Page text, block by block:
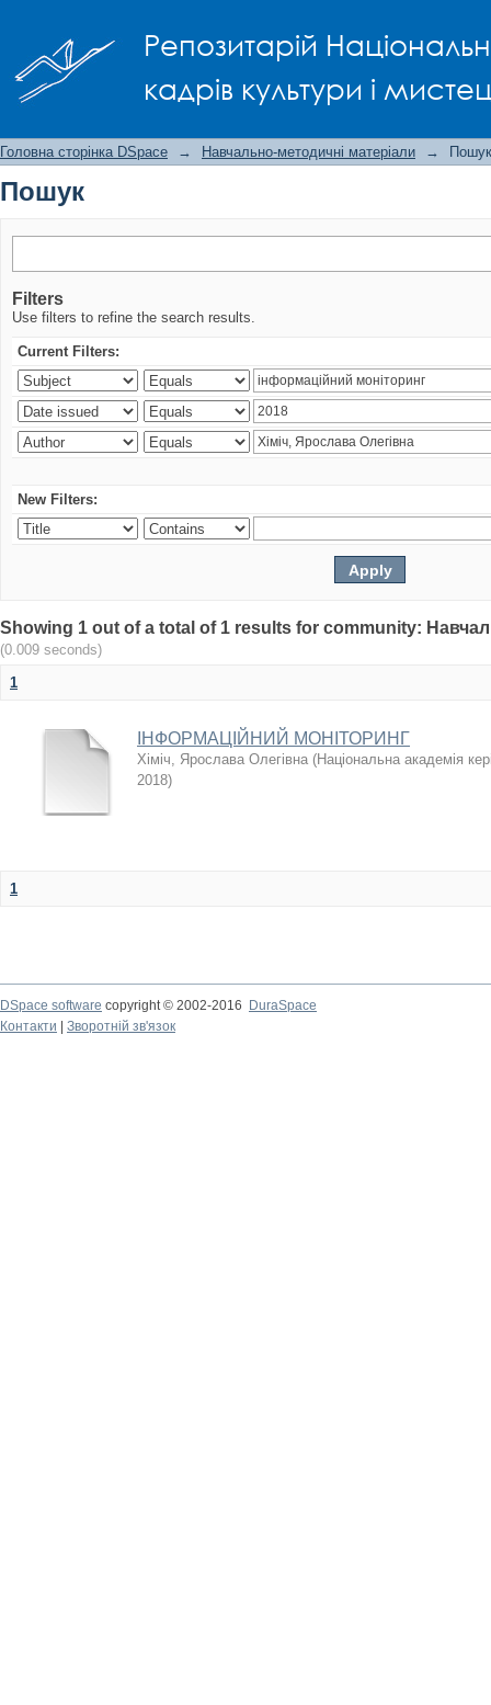
Репозитарій
кадрів культури і
Головна сторінка DSpace → Навчально-методичні матеріали → Пошук
Пошук
Filters
Use filters to refine the search results.
Current Filters:
New Filters:
Showing 1 out of a total of 1 results for community:
(0.009 seconds)
1
ІНФОРМАЦІЙНИЙ МОНІТОРИНГ
Хіміч, Ярослава Олегівна (Національна академія
2018)
1
DSpace software copyright © 2002-2016
DuraSpace
Контакти
Зворотній зв'язок